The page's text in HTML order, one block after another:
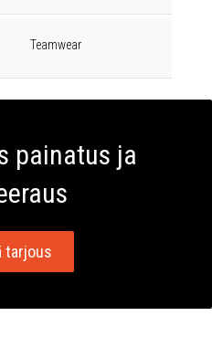
Teamwear
painatus ja
tarjous